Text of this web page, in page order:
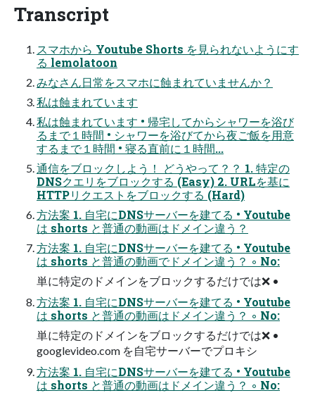
Transcript
スマホから Youtube Shorts を見られないようにす
る lemolatoon
みなさん日常をスマホに蝕まれていませんか？
私は蝕まれています
私は蝕まれています • 帰宅してからシャワーを浴び
るまで１時間 • シャワーを浴びてから夜ご飯を用意
するまで１時間 • 寝る直前に１時間...
通信をブロックしよう！ どうやって？？ 1. 特定の
DNSクエリをブロックする (Easy) 2. URLを基に
HTTPリクエストをブロックする (Hard)
方法案 1. 自宅にDNSサーバーを建てる • Youtube
は shorts と普通の動画はドメイン違う？
方法案 1. 自宅にDNSサーバーを建てる • Youtube
は shorts と普通の動画でドメイン違う？ ◦ No:
単に特定のドメインをブロックするだけでは❌ •
方法案 1. 自宅にDNSサーバーを建てる • Youtube
は shorts と普通の動画はドメイン違う？ ◦ No:
単に特定のドメインをブロックするだけでは❌ •
googlevideo.com を自宅サーバーでプロキシ
方法案 1. 自宅にDNSサーバーを建てる • Youtube
は shorts と普通の動画はドメイン違う？ ◦ No: